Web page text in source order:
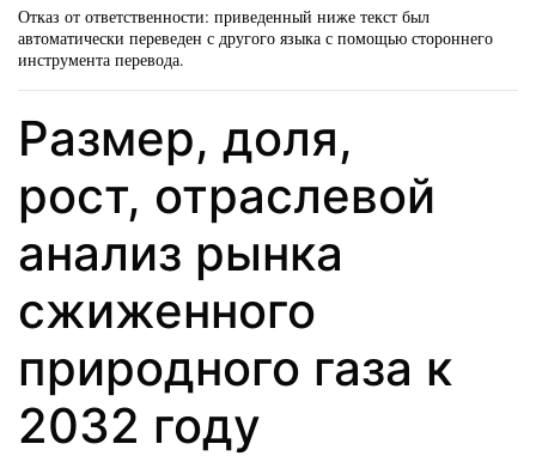
Отказ от ответственности: приведенный ниже текст был
автоматически переведен с другого языка с помощью стороннего
инструмента перевода.
Размер, доля,
рост, отраслевой
анализ рынка
сжиженного
природного газа к
2032 году